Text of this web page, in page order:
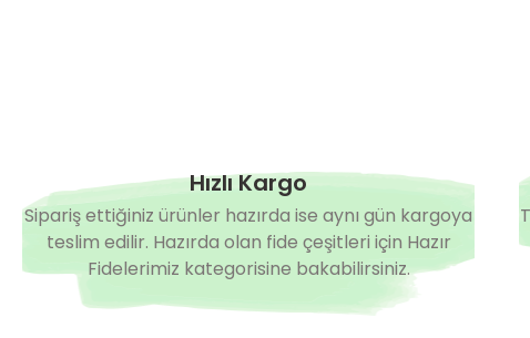
Hızlı Kargo
Sipariş ettiğiniz ürünler hazırda ise aynı gün kargoya
teslim edilir. Hazırda olan fide çeşitleri için Hazır
Fidelerimiz kategorisine bakabilirsiniz.